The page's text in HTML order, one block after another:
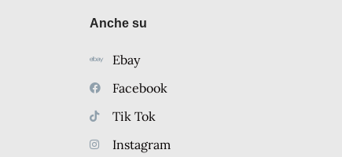
Anche su
Ebay
Facebook
Tik Tok
Instagram